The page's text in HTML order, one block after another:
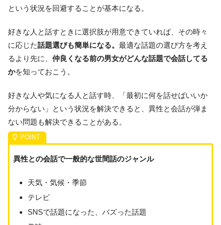
という状況を回避することが基本になる。
好きな人と話すときに選択肢が用意できていれば、その時々
に応じた話題選びも簡単になる。 最適な話題の選び方を考え
るより先に、 仲良くなる前の男女がどんな話題で会話してる
かを知っておこう。
好きな人や気になる人と話す時、「最初に何を話せばいいか
分からない」という状況を解決できると、異性と会話が弾ま
ない問題も解決できることがある。
異性との会話で一般的な世間話のジャンル
天気・気候・季節
テレビ
SNSで話題になった、バズった話題